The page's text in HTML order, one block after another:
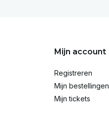
Mijn account
Registreren
Mijn bestellingen
Mijn tickets